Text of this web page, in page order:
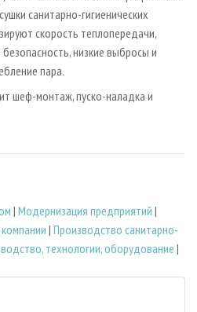
санитарно-гигиенических
скорость теплопередачи,
низкие выбросы и
пара.
шеф-монтаж, пуско-наладка и
| Модернизация предприятий |
| Производство санитарно-
технологии, оборудование |